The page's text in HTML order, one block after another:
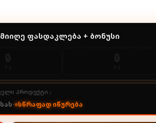
ფასდაკლება + ბონუსი
პროდუქტი ↓
• სწრაფად იწურება